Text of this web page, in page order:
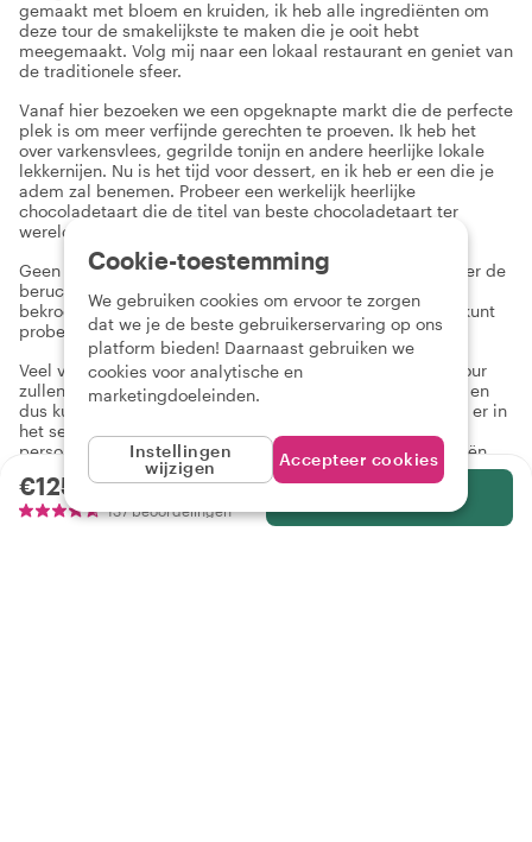
gemaakt met bloem en kruiden, ik heb alle ingrediënten om
deze tour de smakelijkste te maken die je ooit hebt
meegemaakt. Volg mij naar een lokaal restaurant en geniet van
de traditionele sfeer.
Vanaf hier bezoeken we een opgeknapte markt die de perfecte
plek is om meer verfijnde gerechten te proeven. Ik heb het
over varkensvlees, gegrilde tonijn en andere heerlijke lokale
lekkernijen. Nu is het tijd voor dessert, en ik heb er een die je
adem zal benemen. Probeer een werkelijk heerlijke
chocoladetaart die de titel van beste chocoladetaart ter
wereld won.
Geen enkele foodtour in Lissabon zou compleet zijn zonder de
beruchte custardtaartjes, pastel de nata. Ik laat je een
bekroonde bakkerij zien, zodat je dit smakelijke gebakje kunt
proberen.
Veel van de gerechten die we op deze alternatieve foodtour
zullen proeven, worden gemaakt met lokale ingrediënten en
dus kunnen de gerechten veranderen, afhankelijk van wat er in
het seizoen is. Bovendien kan ik deze tour 100%
personaliseren naar jouw smaak, dieetwensen en allergieën.
Laat het me gewoon weten, dan kan ik deze tour speciaal voor
jou aanpassen.
€125.00per persoon
137 beoordelingen
Cookie-toestemming
We gebruiken cookies om ervoor te zorgen
dat we je de beste gebruikerservaring op ons
platform bieden! Daarnaast gebruiken we
cookies voor analytische en
marketingdoeleinden.
Instellingen
wijzigen
Accepteer cookies